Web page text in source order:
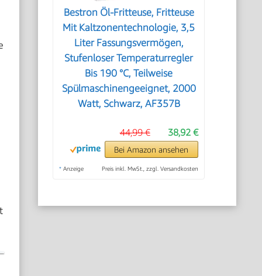
Bestron Öl-Fritteuse, Fritteuse
Mit Kaltzonentechnologie, 3,5
Liter Fassungsvermögen,
Stufenloser Temperaturregler
Bis 190 °C, Teilweise
Spülmaschinengeeignet, 2000
Watt, Schwarz, AF357B
38,92 €
44,99 €
Bei Amazon ansehen
* Anzeige Preis inkl. MwSt., zzgl. Versandkosten